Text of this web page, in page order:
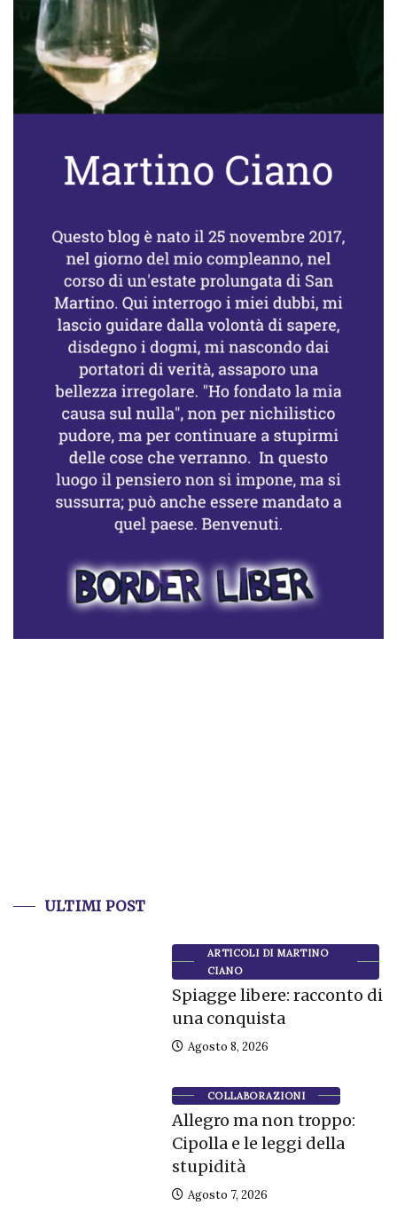
ULTIMI POST
ARTICOLI DI MARTINO
CIANO
Spiagge libere: racconto di
una conquista
Agosto 8, 2026
COLLABORAZIONI
Allegro ma non troppo:
Cipolla e le leggi della
stupidità
Agosto 7, 2026